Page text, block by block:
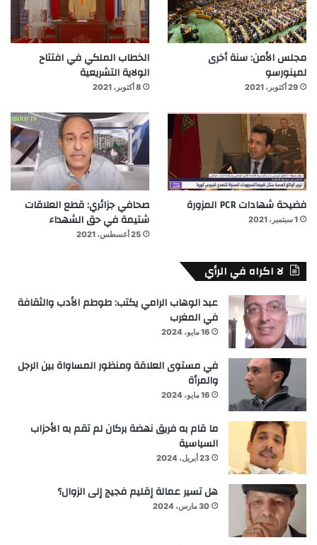
مجلس الأمن: سنة أخرى
لمينورسو
29 أكتوبر، 2021
الخطاب الملكي في افتتاح
الولاية التشريعية
8 أكتوبر، 2021
فضيحة شهادات PCR المزورة
1 سبتمبر، 2021
صحافي جزائري: قطع العلاقات
شتيمة في حق الشهداء
25 أغسطس، 2021
لا اكراه في الرأي
عبد الوهاب الرامي يكتب: طوطم الأدب والثقافة
في المغرب
16 مايو، 2024
في مستوى العلاقة ومنظور المساواة بين الرجل
والمرأة
16 مايو، 2024
ما قام به فريق نهضة بركان لم تقم به الأحزاب
السياسية
23 أبريل، 2024
هل تسير عمالة إقليم فجيج إلى الزوال؟
30 مارس، 2024